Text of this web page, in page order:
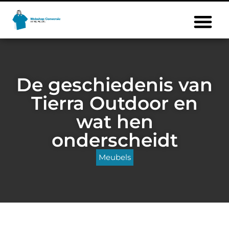
De geschiedenis van
Tierra Outdoor en
wat hen
onderscheidt
Meubels